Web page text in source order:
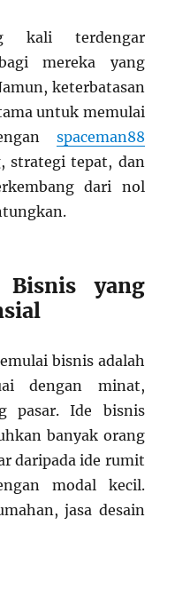
kali terdengar
mereka yang
keterbatasan
untuk memulai
spaceman88
strategi tepat, dan
dari nol
yang
bisnis adalah
dengan minat,
pasar. Ide bisnis
banyak orang
daripada ide rumit
modal kecil.
jasa desain